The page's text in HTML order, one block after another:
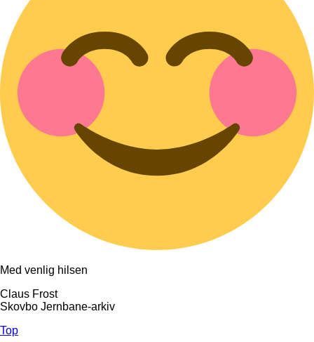
Med venlig hilsen
Claus Frost
Skovbo Jernbane-arkiv
Top